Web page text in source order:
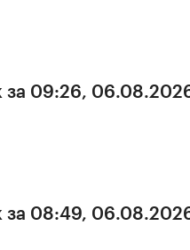
за 09:26,
за 08:49,